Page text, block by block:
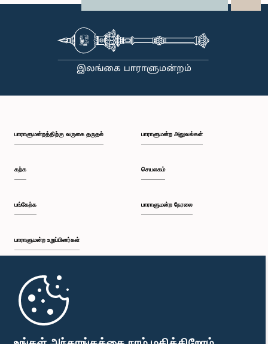
பாராளுமன்றத்திற்கு வருகை தருதல்
கற்க
பங்கேற்க
பாராளுமன்ற உறுப்பினர்கள்
முதற்பக்கம்
பாராளுமன்ற அலுவல்கள்
செயலகம்
பாராளுமன்ற நேரலை
பாராளுமன்ற கையடக்க செயலி